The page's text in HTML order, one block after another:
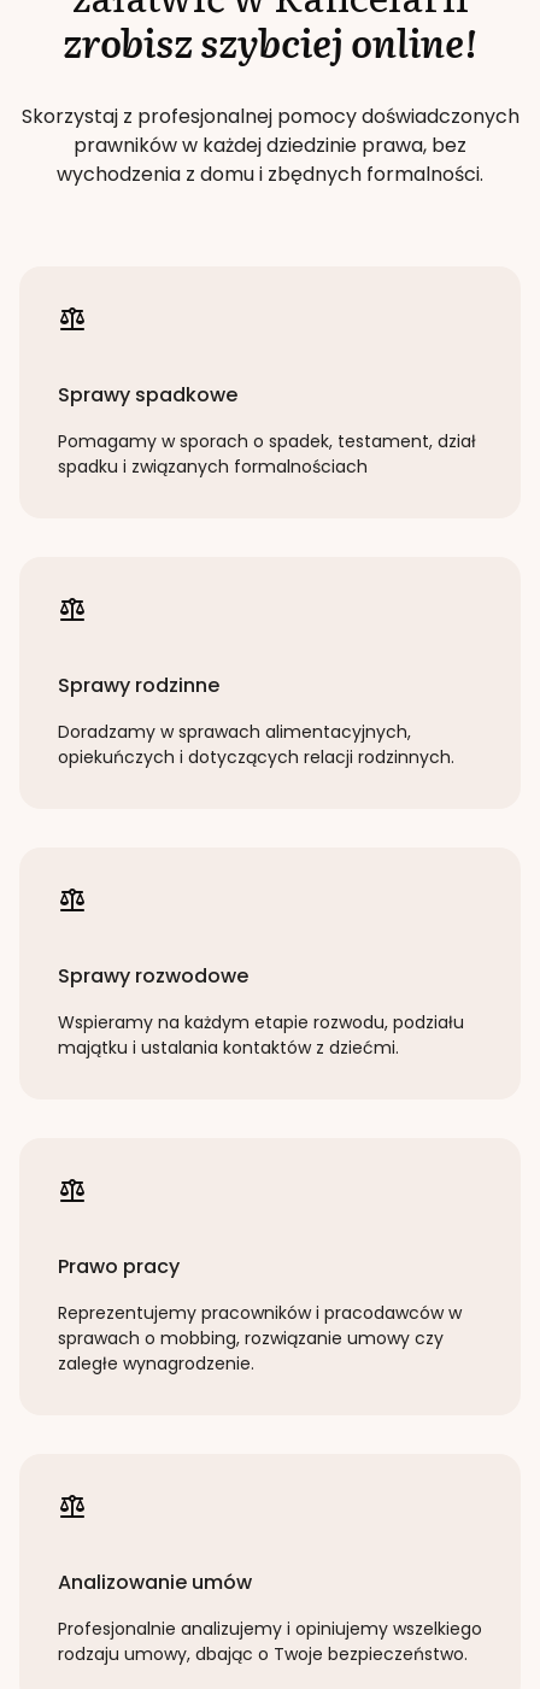
zrobisz szybciej online!
Skorzystaj z profesjonalnej pomocy doświadczonych
prawników w każdej dziedzinie prawa, bez
wychodzenia z domu i zbędnych formalności.
Sprawy spadkowe
Pomagamy w sporach o spadek, testament, dział
spadku i związanych formalnościach
Sprawy rodzinne
Doradzamy w sprawach alimentacyjnych,
opiekuńczych i dotyczących relacji rodzinnych.
Sprawy rozwodowe
Wspieramy na każdym etapie rozwodu, podziału
majątku i ustalania kontaktów z dziećmi.
Prawo pracy
Reprezentujemy pracowników i pracodawców w
sprawach o mobbing, rozwiązanie umowy czy
zaległe wynagrodzenie.
Analizowanie umów
Profesjonalnie analizujemy i opiniujemy wszelkiego
rodzaju umowy, dbając o Twoje bezpieczeństwo.